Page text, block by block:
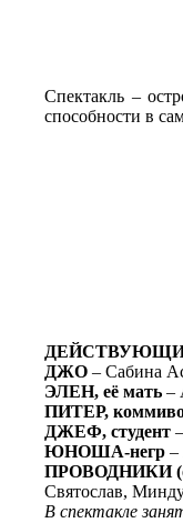
Спектакль –
способности в
ДЖО – Сабина
ЭЛЕН, её мать –
ПИТЕР,
ДЖЕФ, студент
ЮНОША-негр –
ПРОВОДНИКИ
Святослав,
В спектакле